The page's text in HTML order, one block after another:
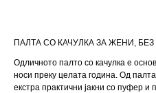
ПАЛТА СО КАЧУЛКА ЗА ЖЕНИ,
Одличното палто со качулка е
носи преку целата година. Од
екстра практични јакни со пуфер и